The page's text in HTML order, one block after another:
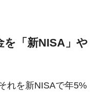
を「新NISA」や
れを新NISAで年5%